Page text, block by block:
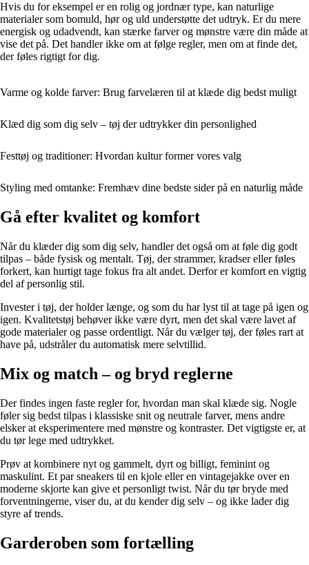
Hvis du for eksempel er en rolig og jordnær type, kan naturlige
materialer som bomuld, hør og uld understøtte det udtryk. Er du mere
energisk og udadvendt, kan stærke farver og mønstre være din måde at
vise det på. Det handler ikke om at følge regler, men om at finde det,
der føles rigtigt for dig.
Varme og kolde farver: Brug farvelæren til at klæde dig bedst muligt
Klæd dig som dig selv – tøj der udtrykker din personlighed
Festtøj og traditioner: Hvordan kultur former vores valg
Styling med omtanke: Fremhæv dine bedste sider på en naturlig måde
Gå efter kvalitet og komfort
Når du klæder dig som dig selv, handler det også om at føle dig godt
tilpas – både fysisk og mentalt. Tøj, der strammer, kradser eller føles
forkert, kan hurtigt tage fokus fra alt andet. Derfor er komfort en vigtig
del af personlig stil.
Invester i tøj, der holder længe, og som du har lyst til at tage på igen og
igen. Kvalitetstøj behøver ikke være dyrt, men det skal være lavet af
gode materialer og passe ordentligt. Når du vælger tøj, der føles rart at
have på, udstråler du automatisk mere selvtillid.
Mix og match – og bryd reglerne
Der findes ingen faste regler for, hvordan man skal klæde sig. Nogle
føler sig bedst tilpas i klassiske snit og neutrale farver, mens andre
elsker at eksperimentere med mønstre og kontraster. Det vigtigste er, at
du tør lege med udtrykket.
Prøv at kombinere nyt og gammelt, dyrt og billigt, feminint og
maskulint. Et par sneakers til en kjole eller en vintagejakke over en
moderne skjorte kan give et personligt twist. Når du tør bryde med
forventningerne, viser du, at du kender dig selv – og ikke lader dig
styre af trends.
Garderoben som fortælling